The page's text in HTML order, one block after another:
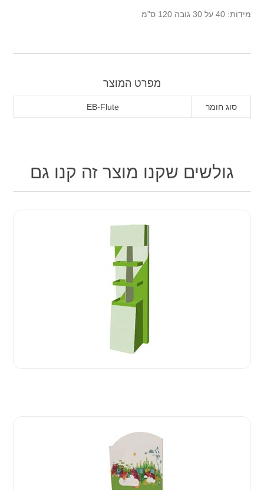
מידות: 40 על 30 גובה 120 ס"מ
מפרט המוצר
סוג חומר EB-Flute
גולשים שקנו מוצר זה קנו גם